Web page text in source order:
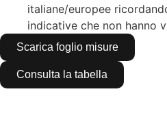
italiane/europee
indicative che non hanno
Scarica foglio misure
Consulta la tabella